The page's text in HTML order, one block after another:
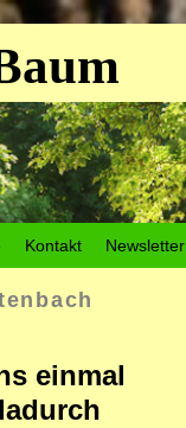
Kontakt Newsletter
einmal